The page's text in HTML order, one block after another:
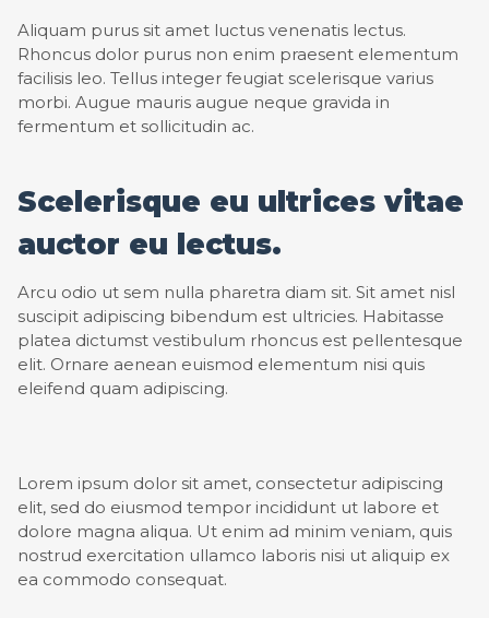
Aliquam purus sit amet luctus venenatis lectus.
Rhoncus dolor purus non enim praesent elementum
facilisis leo. Tellus integer feugiat scelerisque varius
morbi. Augue mauris augue neque gravida in
fermentum et sollicitudin ac.
Scelerisque eu ultrices vitae
auctor eu lectus.
Arcu odio ut sem nulla pharetra diam sit. Sit amet nisl
suscipit adipiscing bibendum est ultricies. Habitasse
platea dictumst vestibulum rhoncus est pellentesque
elit. Ornare aenean euismod elementum nisi quis
eleifend quam adipiscing.
Lorem ipsum dolor sit amet, consectetur adipiscing
elit, sed do eiusmod tempor incididunt ut labore et
dolore magna aliqua. Ut enim ad minim veniam, quis
nostrud exercitation ullamco laboris nisi ut aliquip ex
ea commodo consequat.